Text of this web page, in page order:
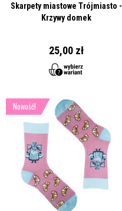
Skarpety miastowe Trójmiasto -
Krzywy domek
25,00 zł
Nowość!